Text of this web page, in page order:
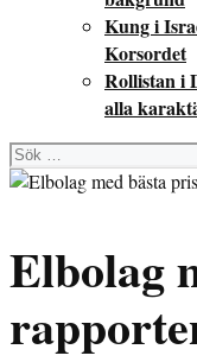
Kung i
Korsordet
Rollistan i
alla
Sök
efter:
Elbolag